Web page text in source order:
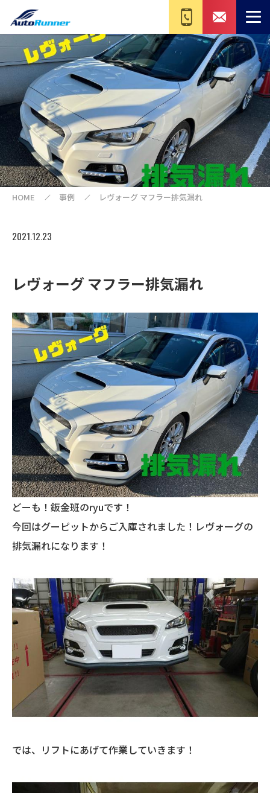
HOME 事例 レヴォーグ マフラー排気漏れ
2021.12.23
レヴォーグ マフラー排気漏れ
どーも！鈑金班のryuです！
今回はグーピットからご入庫されました！レヴォーグの
排気漏れになります！
では、リフトにあげて作業していきます！